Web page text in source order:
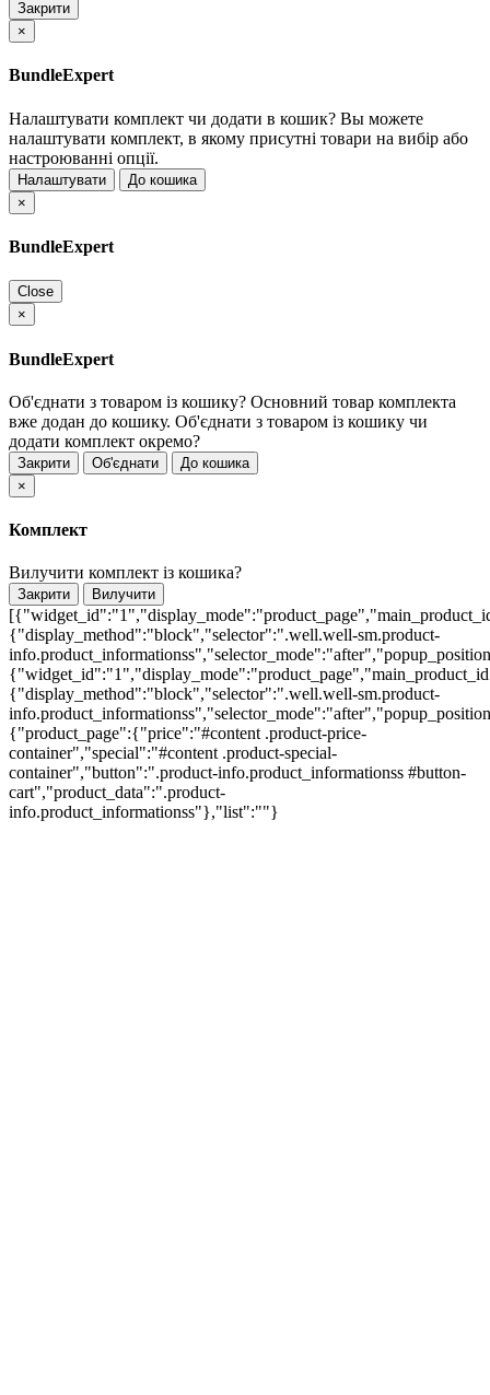
Закрити
×
BundleExpert
Налаштувати комплект чи додати в кошик? Вы можете
налаштувати комплект, в якому присутні товари на вибір або
настроюванні опції.
Налаштувати
До кошика
×
BundleExpert
Close
×
BundleExpert
Об'єднати з товаром із кошику? Основний товар комплекта
вже додан до кошику. Об'єднати з товаром із кошику чи
додати комплект окремо?
Закрити Об'єднати
До кошика
×
Комплект
Вилучити комплект із кошика?
Закрити Вилучити
{"display_method":"block","selector":".well.well-sm.product-
{"display_method":"block","selector":".well.well-sm.product-
{"product_page":{"price":"#content .product-price-
container","special":"#content .product-special-
container","button":".product-info.product_informationss #button-
cart","product_data":".product-
info.product_informationss"},"list":""}